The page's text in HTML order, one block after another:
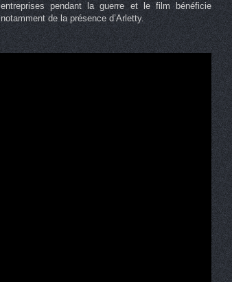
entreprises pendant la guerre et le film bénéficie
notamment de la présence d’Arletty.